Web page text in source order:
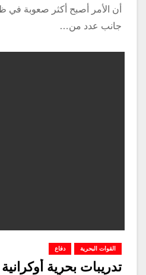
أن الأمر أصبح أكثر صعوبة في
جانب عدد من…
القوات البحرية دفاع
تدريبات بحرية